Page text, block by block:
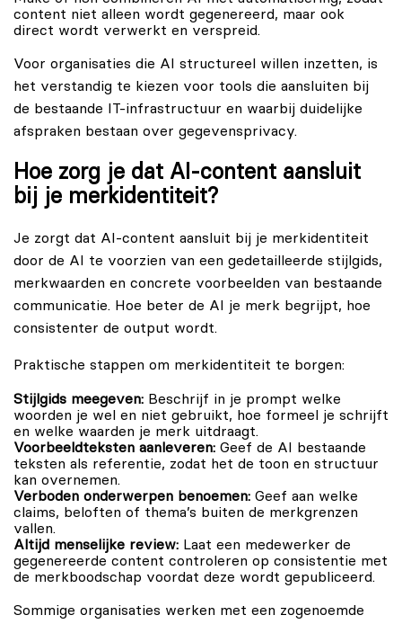
content niet alleen wordt gegenereerd, maar ook
direct wordt verwerkt en verspreid.
Voor organisaties die AI structureel willen inzetten, is
het verstandig te kiezen voor tools die aansluiten bij
de bestaande IT-infrastructuur en waarbij duidelijke
afspraken bestaan over gegevensprivacy.
Hoe zorg je dat AI-content aansluit
bij je merkidentiteit?
Je zorgt dat AI-content aansluit bij je merkidentiteit
door de AI te voorzien van een gedetailleerde stijlgids,
merkwaarden en concrete voorbeelden van bestaande
communicatie. Hoe beter de AI je merk begrijpt, hoe
consistenter de output wordt.
Praktische stappen om merkidentiteit te borgen:
Stijlgids meegeven: Beschrijf in je prompt welke
woorden je wel en niet gebruikt, hoe formeel je schrijft
en welke waarden je merk uitdraagt.
Voorbeeldteksten aanleveren: Geef de AI bestaande
teksten als referentie, zodat het de toon en structuur
kan overnemen.
Verboden onderwerpen benoemen: Geef aan welke
claims, beloften of thema’s buiten de merkgrenzen
vallen.
Altijd menselijke review: Laat een medewerker de
gegenereerde content controleren op consistentie met
de merkboodschap voordat deze wordt gepubliceerd.
Sommige organisaties werken met een zogenoemde